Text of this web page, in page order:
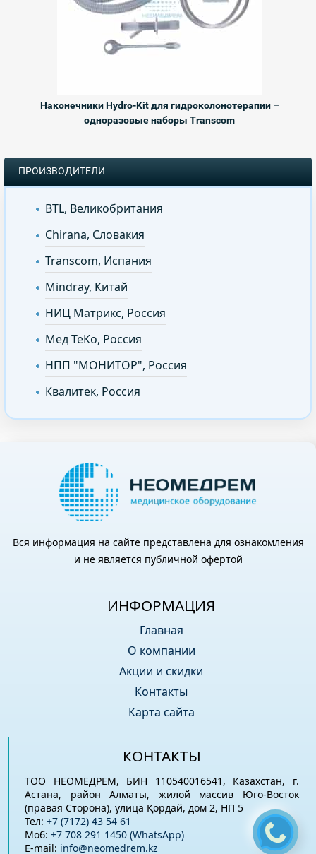
Наконечники Hydro-Kit для гидроколонотерапии –
одноразовые наборы Transcom
ПРОИЗВОДИТЕЛИ
BTL, Великобритания
Chirana, Словакия
Transcom, Испания
Mindray, Китай
НИЦ Матрикс, Россия
Мед ТеКо, Россия
НПП "МОНИТОР", Россия
Квалитек, Россия
Вся информация на сайте представлена для ознакомления
и не является публичной офертой
ИНФОРМАЦИЯ
Главная
О компании
Акции и скидки
Контакты
Карта сайта
КОНТАКТЫ
ТОО НЕОМЕДРЕМ, БИН 110540016541, Казахстан, г.
Астана, район Алматы, жилой массив Юго-Восток
(правая Сторона), улица Қордай, дом 2, НП 5
Тел:+7 (7172) 43 54 61
Моб:+7 708 291 1450 (WhatsApp)
E-mail: info@neomedrem.kz